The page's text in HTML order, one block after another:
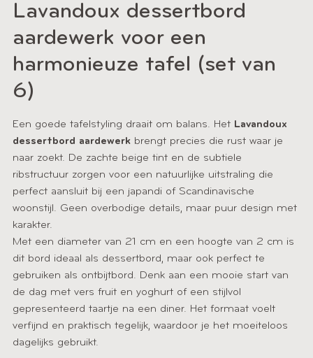
Lavandoux dessertbord
aardewerk voor een
harmonieuze tafel (set van
6)
Een goede tafelstyling draait om balans. Het Lavandoux
dessertbord aardewerk brengt precies die rust waar je
naar zoekt. De zachte beige tint en de subtiele
ribstructuur zorgen voor een natuurlijke uitstraling die
perfect aansluit bij een japandi of Scandinavische
woonstijl. Geen overbodige details, maar puur design met
karakter.
Met een diameter van 21 cm en een hoogte van 2 cm is
dit bord ideaal als dessertbord, maar ook perfect te
gebruiken als ontbijtbord. Denk aan een mooie start van
de dag met vers fruit en yoghurt of een stijlvol
gepresenteerd taartje na een diner. Het formaat voelt
verfijnd en praktisch tegelijk, waardoor je het moeiteloos
dagelijks gebruikt.